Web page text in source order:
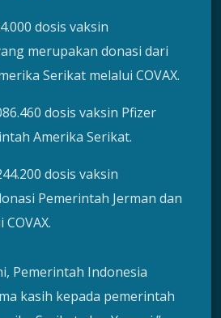
dosis vaksin
merupakan donasi dari
Serikat melalui COVAX.
dosis vaksin Pfizer
Amerika Serikat.
dosis vaksin
Pemerintah Jerman dan
Pemerintah Indonesia
kasih kepada pemerintah